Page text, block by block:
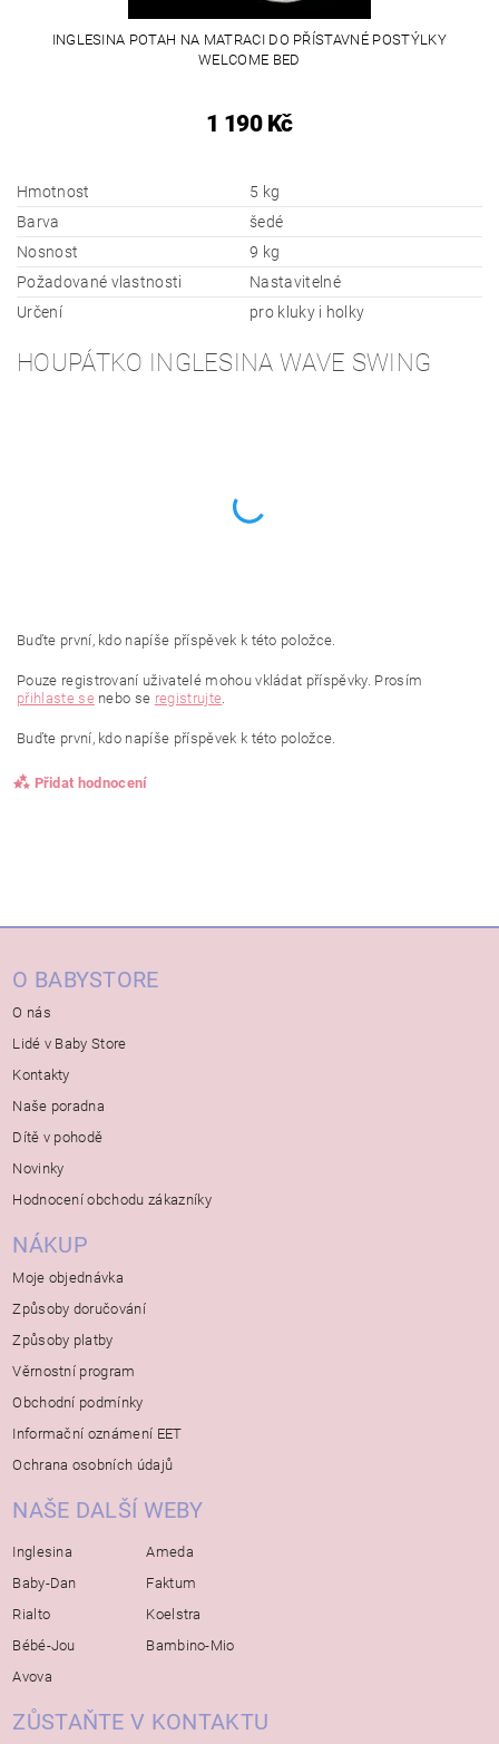
INGLESINA POTAH NA MATRACI DO PŘÍSTAVNÉ POSTÝLKY
WELCOME BED
1 190 Kč
Hmotnost
5 kg
Barva
šedé
Nosnost
9 kg
Požadované vlastnosti
Nastavitelné
Určení
pro kluky i holky
HOUPÁTKO INGLESINA WAVE SWING
Buďte první, kdo napíše příspěvek k této položce.
Pouze registrovaní uživatelé mohou vkládat příspěvky. Prosím
přihlaste senebo se registrujte.
Buďte první, kdo napíše příspěvek k této položce.
Přidat hodnocení
O BABYSTORE
O nás
Lidé v Baby Store
Kontakty
Naše poradna
Dítě v pohodě
Novinky
Hodnocení obchodu zákazníky
NÁKUP
Moje objednávka
Způsoby doručování
Způsoby platby
Věrnostní program
Obchodní podmínky
Informační oznámení EET
Ochrana osobních údajů
NAŠE DALŠÍ WEBY
Inglesina
Baby-Dan
Rialto
Bébé-Jou
Avova
Ameda
Faktum
Koelstra
Bambino-Mio
ZŮSTAŇTE V KONTAKTU